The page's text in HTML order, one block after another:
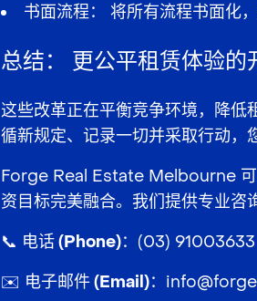
书面流程：
将所有流程书面化
总结： 更公平租赁体验的
这些改革正在平衡竞争环境， 降低
循新规定、记录一切并采取行动，
Forge Real Estate Melbourne 可
资目标完美融合。我们提供专业咨
📞 电话 (Phone)： (03) 91003633
✉️ 电子邮件 (Email)：